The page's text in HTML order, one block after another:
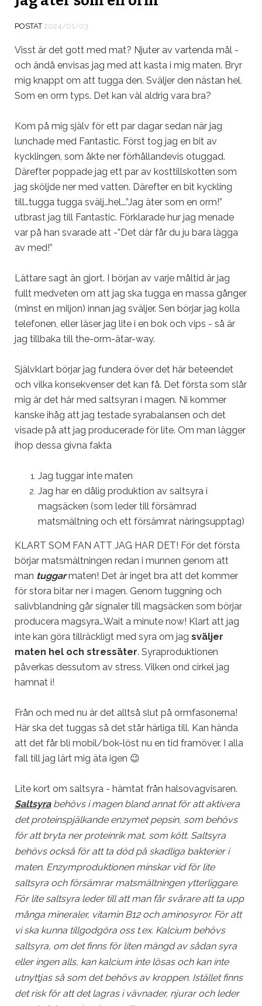
POSTAT 2024/01/03
Visst är det gott med mat? Njuter av vartenda mål -
och ändå envisas jag med att kasta i mig maten. Bryr
mig knappt om att tugga den. Sväljer den nästan hel.
Som en orm typs. Det kan väl aldrig vara bra?
Kom på mig själv för ett par dagar sedan när jag
lunchade med Fantastic. Först tog jag en bit av
kycklingen, som åkte ner förhållandevis otuggad.
Därefter poppade jag ett par av kosttillskotten som
jag sköljde ner med vatten. Därefter en bit kyckling
till…tugga tugga svälj…hel….”Jag äter som en orm!”
utbrast jag till Fantastic. Förklarade hur jag menade
var på han svarade att -”Det där får du ju bara lägga
av med!”
Lättare sagt än gjort. I början av varje måltid är jag
fullt medveten om att jag ska tugga en massa gånger
(minst en miljon) innan jag sväljer. Sen börjar jag kolla
telefonen, eller läser jag lite i en bok och vips - så är
jag tillbaka till the-orm-ätar-way.
Självklart börjar jag fundera över det här beteendet
och vilka konsekvenser det kan få. Det första som slår
mig är det här med saltsyran i magen. Ni kommer
kanske ihåg att jag testade syrabalansen och det
visade på att jag producerade för lite. Om man lägger
ihop dessa givna fakta
Jag tuggar inte maten
Jag har en dålig produktion av saltsyra i
magsäcken (som leder till försämrad
matsmältning och ett försämrat näringsupptag)
KLART SOM FAN ATT JAG HAR DET! För det första
börjar matsmältningen redan i munnen genom att
man tuggarmaten! Det är inget bra att det kommer
för stora bitar ner i magen. Genom tuggning och
salivblandning går signaler till magsäcken som börjar
producera magsyra…Wait a minute now! Klart att jag
inte kan göra tillräckligt med syra om jag sväljer
maten hel och stressäter. Syraproduktionen
påverkas dessutom av stress. Vilken ond cirkel jag
hamnat i!
Från och med nu är det alltså slut på ormfasonerna!
Här ska det tuggas så det står härliga till. Kan hända
att det får bli mobil/bok-löst nu en tid framöver. I alla
fall till jag lärt mig äta igen 😉
Lite kort om saltsyra - hämtat från halsovagvisaren.
Saltsyra behövs i magen bland annat för att aktivera
det proteinspjälkande enzymet pepsin, som behövs
för att bryta ner proteinrik mat, som kött. Saltsyra
behövs också för att ta död på skadliga bakterier i
maten. Enzymproduktionen minskar vid för lite
saltsyra och försämrar matsmältningen ytterliggare.
För lite saltsyra leder till att man får svårare att ta upp
många mineraler, vitamin B12 och aminosyror. För att
vi ska kunna tillgodgöra oss t.ex. Kalcium behövs
saltsyra, om det finns för liten mängd av sådan syra
eller ingen alls, kan kalcium inte lösas och kan inte
utnyttjas så som det behövs av kroppen. Istället finns
det risk för att det lagras i vävnader, njurar och leder